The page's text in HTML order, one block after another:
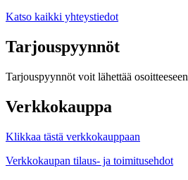
Katso kaikki yhteystiedot
Tarjouspyynnöt
Tarjouspyynnöt voit lähettää osoitteeseen
Verkkokauppa
Klikkaa tästä verkkokauppaan
Verkkokaupan tilaus- ja toimitusehdot